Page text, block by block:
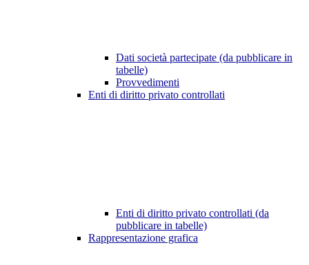
Dati società partecipate (da pubblicare in
tabelle)
Provvedimenti
Enti di diritto privato controllati
Enti di diritto privato controllati (da
pubblicare in tabelle)
Rappresentazione grafica